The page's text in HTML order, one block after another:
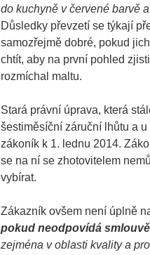
do kuchyně v červené barvě
Důsledky převzetí se týkají
samozřejmě dobré, pokud
chtít, aby na první pohled
rozmíchal maltu.
Stará právní úprava, která
šestiměsíční záruční lhůtu a
zákoník k 1. lednu 2014.
se na ní se zhotovitelem
vybírat.
Zákazník ovšem není úplně
pokud neodpovídá smlouvě
zejména v oblasti kvality a